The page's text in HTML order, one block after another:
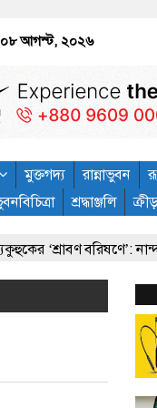
০৮ আগস্ট, ২০২৬
মুক্তগদ্য রান্নাভুবন
শ্রদ্ধাঞ্জলি
বরিষণে’: নান্দনিক